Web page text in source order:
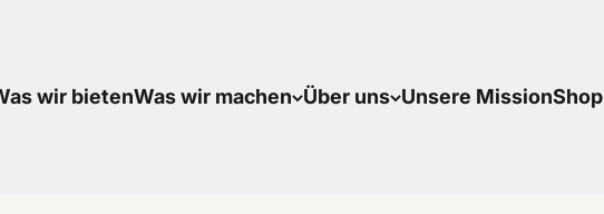
wir bietenWas wir machen Über uns Unsere MissionShop